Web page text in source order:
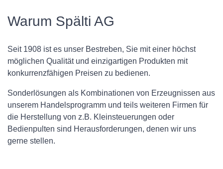
Warum Spälti AG
Seit 1908 ist es unser Bestreben, Sie mit einer höchst
möglichen Qualität und einzigartigen Produkten mit
konkurrenzfähigen Preisen zu bedienen.
Sonderlösungen als Kombinationen von Erzeugnissen aus
unserem Handelsprogramm und teils weiteren Firmen für
die Herstellung von z.B. Kleinsteuerungen oder
Bedienpulten sind Herausforderungen, denen wir uns
gerne stellen.